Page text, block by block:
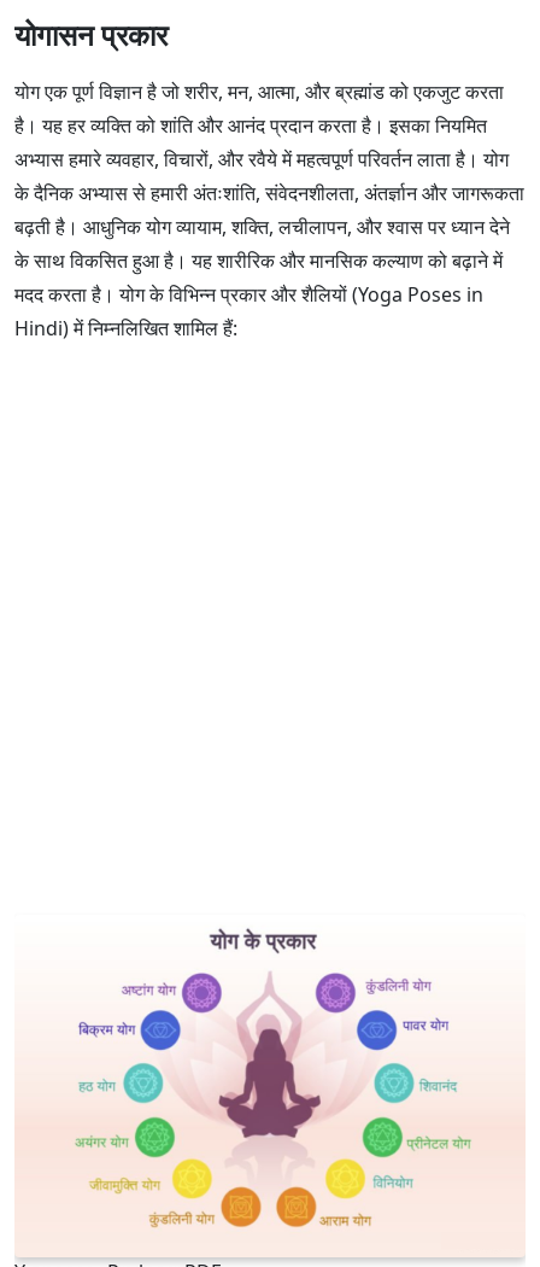
योगासन प्रकार
योग एक पूर्ण विज्ञान है जो शरीर, मन, आत्मा, और ब्रह्मांड को एकजुट करता
है। यह हर व्यक्ति को शांति और आनंद प्रदान करता है। इसका नियमित
अभ्यास हमारे व्यवहार, विचारों, और रवैये में महत्वपूर्ण परिवर्तन लाता है। योग
के दैनिक अभ्यास से हमारी अंतःशांति, संवेदनशीलता, अंतर्ज्ञान और जागरूकता
बढ़ती है। आधुनिक योग व्यायाम, शक्ति, लचीलापन, और श्वास पर ध्यान देने
के साथ विकसित हुआ है। यह शारीरिक और मानसिक कल्याण को बढ़ाने में
मदद करता है। योग के विभिन्न प्रकार और शैलियों (Yoga Poses in
Hindi) में निम्नलिखित शामिल हैं: